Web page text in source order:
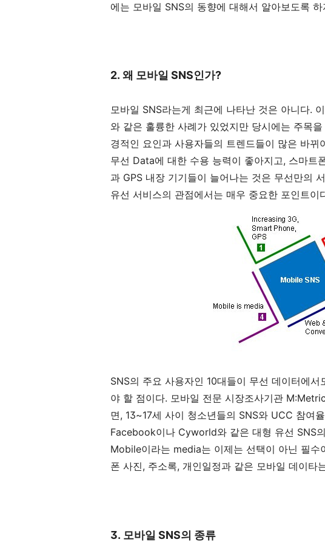
에는 모바일 SNS의 동향에 대해서 알아보도록 하
2. 왜 모바일 SNS인가?
모바일 SNS라는게 최근에 나타난 것은 아니다.
와 같은 훌륭한 사례가 있었지만 당시에는 주목
경적인 요인과 사용자들의 트렌드들이 많은 바뀌
무선 Data에 대한 수용 능력이 좋아지고, 스마트
과 GPS 내장 기기들이 늘어나는 것은 무선만의
유선 서비스의 관점에서는 매우 중요한 포인트이
SNS의 주요 사용자인 10대들이 무선 데이터에
야 할 점이다. 모바일 전문 시장조사기관
면, 13~17세 사이 청소년들의 SNS와 UCC 참여
Facebook이나 Cyworld와 같은 대형 유선 SNS
Mobile이라는 media는 이제는 선택이 아닌 필수
폰 사진, 주소록, 개인일정과 같은 모바일 데이타
3. 모바일 SNS의 종류